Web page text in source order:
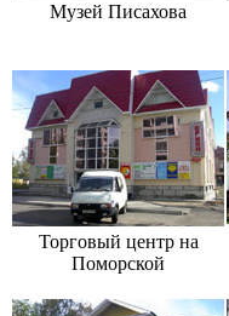
Музей Писахова
Торговый центр на
Поморской